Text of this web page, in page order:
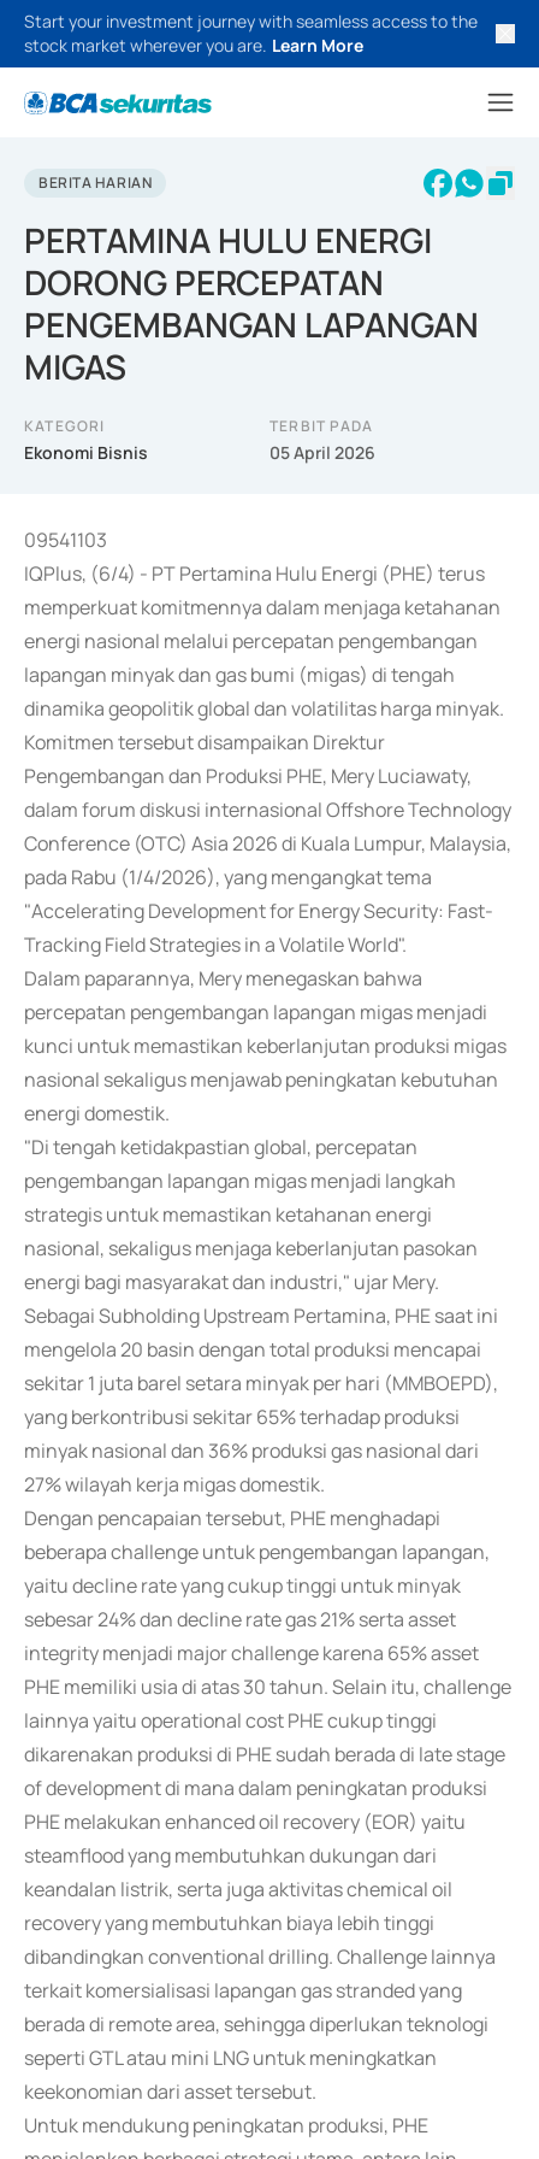
Start your investment journey with seamless access to the
stock market wherever you are. Learn More
BERITA HARIAN
PERTAMINA HULU ENERGI
DORONG PERCEPATAN
PENGEMBANGAN LAPANGAN
MIGAS
KATEGORI
Ekonomi Bisnis
TERBIT PADA
05 April 2026
09541103
IQPlus, (6/4) - PT Pertamina Hulu Energi (PHE) terus
memperkuat komitmennya dalam menjaga ketahanan
energi nasional melalui percepatan pengembangan
lapangan minyak dan gas bumi (migas) di tengah
dinamika geopolitik global dan volatilitas harga minyak.
Komitmen tersebut disampaikan Direktur
Pengembangan dan Produksi PHE, Mery Luciawaty,
dalam forum diskusi internasional Offshore Technology
Conference (OTC) Asia 2026 di Kuala Lumpur, Malaysia,
pada Rabu (1/4/2026), yang mengangkat tema
"Accelerating Development for Energy Security: Fast-
Tracking Field Strategies in a Volatile World".
Dalam paparannya, Mery menegaskan bahwa
percepatan pengembangan lapangan migas menjadi
kunci untuk memastikan keberlanjutan produksi migas
nasional sekaligus menjawab peningkatan kebutuhan
energi domestik.
"Di tengah ketidakpastian global, percepatan
pengembangan lapangan migas menjadi langkah
strategis untuk memastikan ketahanan energi
nasional, sekaligus menjaga keberlanjutan pasokan
energi bagi masyarakat dan industri," ujar Mery.
Sebagai Subholding Upstream Pertamina, PHE saat ini
mengelola 20 basin dengan total produksi mencapai
sekitar 1 juta barel setara minyak per hari (MMBOEPD),
yang berkontribusi sekitar 65% terhadap produksi
minyak nasional dan 36% produksi gas nasional dari
27% wilayah kerja migas domestik.
Dengan pencapaian tersebut, PHE menghadapi
beberapa challenge untuk pengembangan lapangan,
yaitu decline rate yang cukup tinggi untuk minyak
sebesar 24% dan decline rate gas 21% serta asset
integrity menjadi major challenge karena 65% asset
PHE memiliki usia di atas 30 tahun. Selain itu, challenge
lainnya yaitu operational cost PHE cukup tinggi
dikarenakan produksi di PHE sudah berada di late stage
of development di mana dalam peningkatan produksi
PHE melakukan enhanced oil recovery (EOR) yaitu
steamflood yang membutuhkan dukungan dari
keandalan listrik, serta juga aktivitas chemical oil
recovery yang membutuhkan biaya lebih tinggi
dibandingkan conventional drilling. Challenge lainnya
terkait komersialisasi lapangan gas stranded yang
berada di remote area, sehingga diperlukan teknologi
seperti GTL atau mini LNG untuk meningkatkan
keekonomian dari asset tersebut.
Untuk mendukung peningkatan produksi, PHE